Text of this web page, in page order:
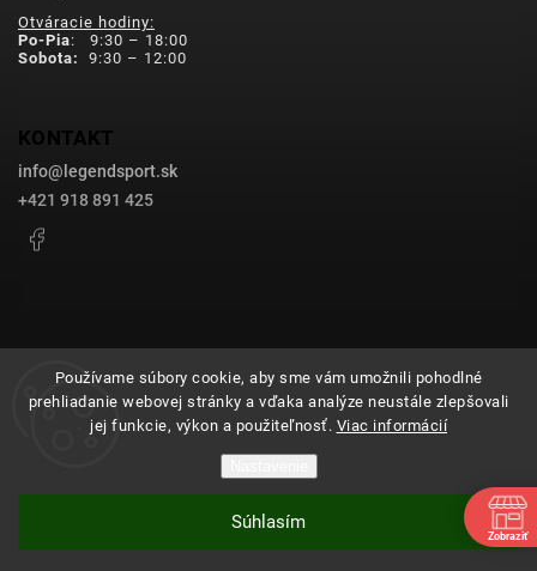
Používame súbory cookie, aby sme vám umožnili pohodlné
prehliadanie webovej stránky a vďaka analýze neustále zlepšovali
jej funkcie, výkon a použiteľnosť. Viac informácií
Súhlasím
Otváracie hodiny:
Po-Pia: 9:30 – 18:00
Sobota:
9:30 – 12:00
KONTAKT
info@ legendsport.sk
+421 918 891 425
Vytvoril Shoptet
Copyright 2026legendsport.sk. Všetky práva vyhradené.
Grafický návrh vytvořil a nakódoval
Zobraziť